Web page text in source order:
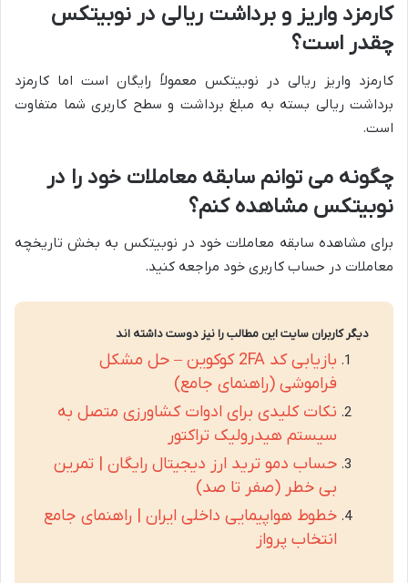
کارمزد واریز و برداشت ریالی در نوبیتکس
چقدر است؟
کارمزد واریز ریالی در نوبیتکس معمولاً رایگان است اما کارمزد
برداشت ریالی بسته به مبلغ برداشت و سطح کاربری شما متفاوت
است.
چگونه می توانم سابقه معاملات خود را در
نوبیتکس مشاهده کنم؟
برای مشاهده سابقه معاملات خود در نوبیتکس به بخش تاریخچه
معاملات در حساب کاربری خود مراجعه کنید.
دیگر کاربران سایت این مطالب را نیز دوست داشته اند
بازیابی کد 2FA کوکوین – حل مشکل
فراموشی (راهنمای جامع)
نکات کلیدی برای ادوات کشاورزی متصل به
سیستم هیدرولیک تراکتور
حساب دمو ترید ارز دیجیتال رایگان | تمرین
بی خطر (صفر تا صد)
خطوط هواپیمایی داخلی ایران | راهنمای جامع
انتخاب پرواز